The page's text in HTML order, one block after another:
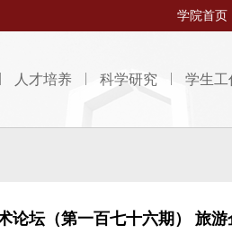
学院首页
人才培养 科学研究 学生工
论坛（第一百七十六期） 旅